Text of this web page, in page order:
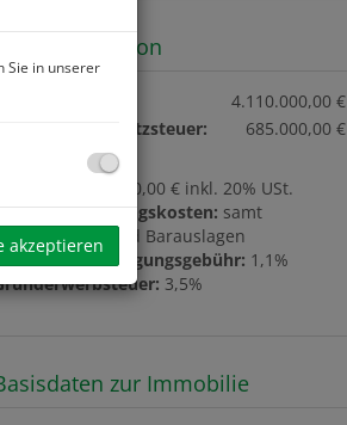
Preisinformation
4.110.000,00 €
enthaltene Umsatzsteuer:
685.000,00 €
123.300,00 € inkl. 20% USt.
samt
und Barauslagen
1,1%
3,5%
zur Immobilie
Sie in unserer
akzeptieren